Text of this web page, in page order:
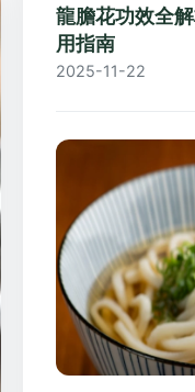
龍膽花功效全
用指南
2025-11-22